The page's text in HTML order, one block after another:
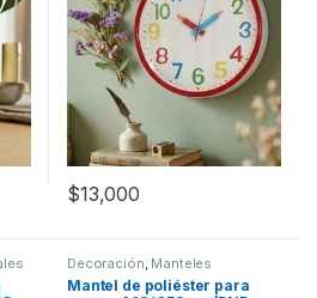
$13,000
Decoración, Manteles
Mantel de poliéster para